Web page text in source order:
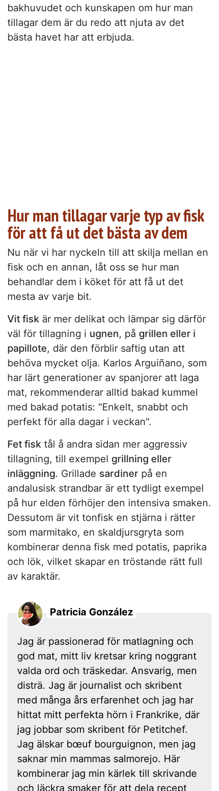
bakhuvudet och kunskapen om hur man
tillagar dem är du redo att njuta av det
bästa havet har att erbjuda.
Hur man tillagar varje typ av fisk
för att få ut det bästa av dem
Nu när vi har nyckeln till att skilja mellan en
fisk och en annan, låt oss se hur man
behandlar dem i köket för att få ut det
mesta av varje bit.
Vit fisk är mer delikat och lämpar sig därför
väl för tillagning i ugnen, på grillen eller i
papillote, där den förblir saftig utan att
behöva mycket olja. Karlos Arguiñano, som
har lärt generationer av spanjorer att laga
mat, rekommenderar alltid bakad kummel
med bakad potatis: "Enkelt, snabbt och
perfekt för alla dagar i veckan".
Fet fisk tål å andra sidan mer aggressiv
tillagning, till exempel grillning eller
inläggning. Grillade sardiner på en
andalusisk strandbar är ett tydligt exempel
på hur elden förhöjer den intensiva smaken.
Dessutom är vit tonfisk en stjärna i rätter
som marmitako, en skaldjursgryta som
kombinerar denna fisk med potatis, paprika
och lök, vilket skapar en tröstande rätt full
av karaktär.
Patricia González
Jag är passionerad för matlagning och
god mat, mitt liv kretsar kring noggrant
valda ord och träskedar. Ansvarig, men
disträ. Jag är journalist och skribent
med många års erfarenhet och jag har
hittat mitt perfekta hörn i Frankrike, där
jag jobbar som skribent för Petitchef.
Jag älskar bœuf bourguignon, men jag
saknar min mammas salmorejo. Här
kombinerar jag min kärlek till skrivande
och läckra smaker för att dela recept